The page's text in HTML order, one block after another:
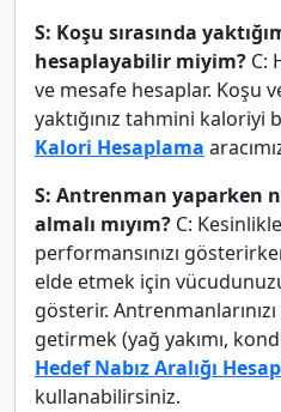
S: Koşu sırasında
hesaplayabilir miyim? C:
ve mesafe hesaplar. Koşu
yaktığınız tahmini kaloriyi
Kalori Hesaplama
S: Antrenman yaparken
almalı mıyım? C:
performansınızı
elde etmek için
gösterir.
getirmek (yağ yakımı,
Hedef Nabız Aralığı
kullanabilirsiniz.